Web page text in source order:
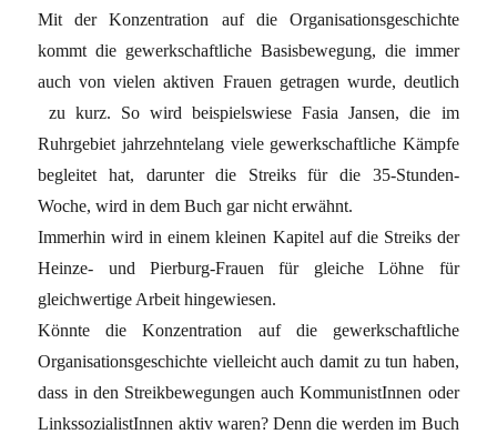
Mit der Konzentration auf die Organisationsgeschichte
kommt die gewerkschaftliche Basisbewegung, die immer
auch von vielen aktiven Frauen getragen wurde, deutlich
zu kurz. So wird beispielswiese Fasia Jansen, die im
Ruhrgebiet jahrzehntelang viele gewerkschaftliche Kämpfe
begleitet hat, darunter die Streiks für die 35-Stunden-
Woche, wird in dem Buch gar nicht erwähnt.
Immerhin wird in einem kleinen Kapitel auf die Streiks der
Heinze- und Pierburg-Frauen für gleiche Löhne für
gleichwertige Arbeit hingewiesen.
Könnte die Konzentration auf die gewerkschaftliche
Organisationsgeschichte vielleicht auch damit zu tun haben,
dass in den Streikbewegungen auch KommunistInnen oder
LinkssozialistInnen aktiv waren? Denn die werden im Buch